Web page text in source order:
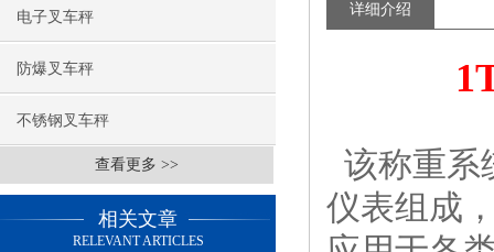
电子叉车秤
防爆叉车秤
不锈钢叉车秤
查看更多 >>
相关文章
RELEVANT ARTICLES
详细介绍
该称重系
仪表组成